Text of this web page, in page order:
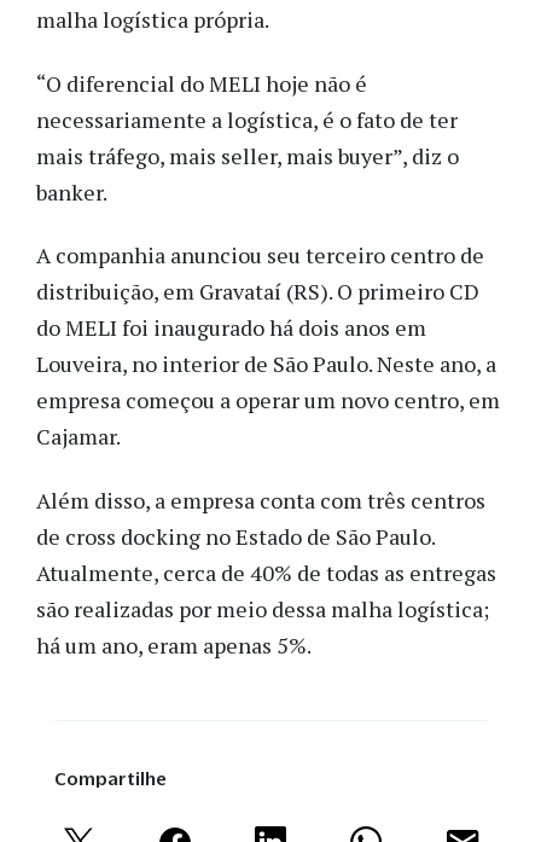
malha logística própria.
“O diferencial do MELI hoje não é
necessariamente a logística, é o fato de ter
mais tráfego, mais seller, mais buyer”, diz o
banker.
A companhia anunciou seu terceiro centro de
distribuição, em Gravataí (RS). O primeiro CD
do MELI foi inaugurado há dois anos em
Louveira, no interior de São Paulo. Neste ano, a
empresa começou a operar um novo centro, em
Cajamar.
Além disso, a empresa conta com três centros
de cross docking no Estado de São Paulo.
Atualmente, cerca de 40% de todas as entregas
são realizadas por meio dessa malha logística;
há um ano, eram apenas 5%.
Compartilhe